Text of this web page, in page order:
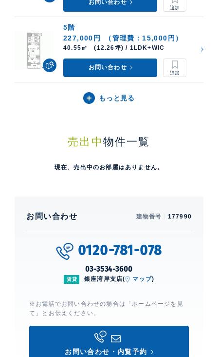
お問い合わせ
5階
227,000円
（管理費：15,000円）
40.55㎡ (12.26坪) / 1LDK+WIC
お問い合わせ
もっと見る
売出中 物件一覧
現在、売出中のお部屋はありません。
お問い合わせ 建物番号 177990
0120-781-078
03-3534-3600
賃貸 銀座湾岸支店( マップ)
※お電話でお問い合わせの場合は「ホームページを見
て」とお伝えください。
お問い合わせ・内覧予約